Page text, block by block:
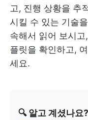
고, 진행 상황을 추
시킬 수 있는 기술
속해서 읽어 보시
플릿을 확인하고,
세요.
🔍 알고 계셨나요?